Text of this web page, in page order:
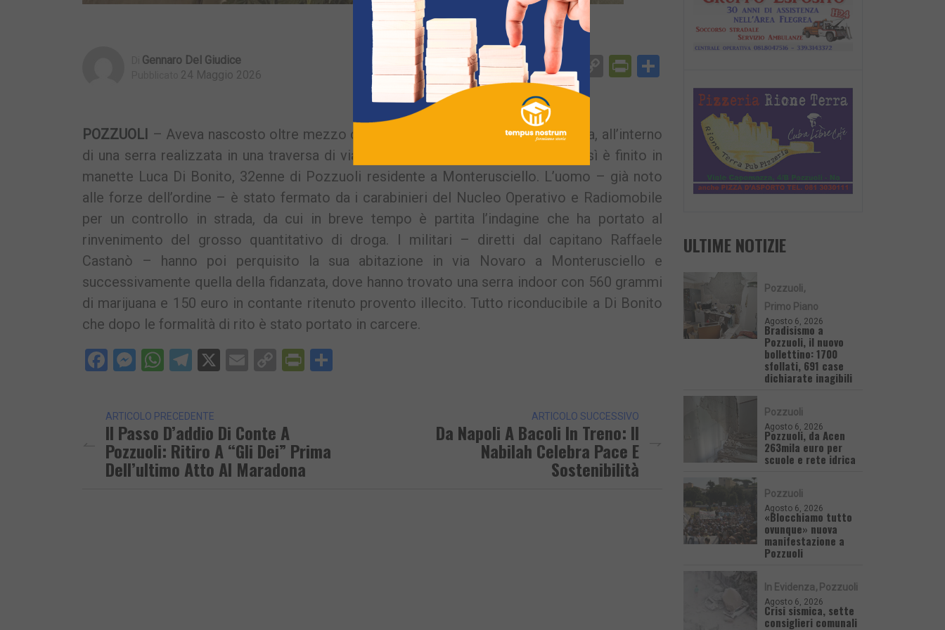
Gennaro Del Giudice
24 Maggio 2026 Facebook
Messenger
WhatsApp
Telegram
X EmailCopyPrintFriendly
POZZUOLI – Aveva nascosto oltre mezzo chilo di marijuana a casa della fidanzata, all’interno
di una serra realizzata in una traversa di via Domitiana, a Licola di Giugliano. Così è finito in
manette Luca Di Bonito, 32enne di Pozzuoli residente a Monterusciello. L’uomo – già noto
alle forze dell’ordine – è stato fermato da i carabinieri del Nucleo Operativo e Radiomobile
per un controllo in strada, da cui in breve tempo è partita l’indagine che ha portato al
rinvenimento del grosso quantitativo di droga. I militari – diretti dal capitano Raffaele
Castanò – hanno poi perquisito la sua abitazione in via Novaro a Monterusciello e
successivamente quella della fidanzata, dove hanno trovato una serra indoor con 560 grammi
di marijuana e 150 euro in contante ritenuto provento illecito. Tutto riconducibile a Di Bonito
che dopo le formalità di rito è stato portato in carcere.
Facebook
Messenger
WhatsApp
Telegram
X EmailCopyPrintFriendly
ARTICOLO PRECEDENTE
Il Passo D’addio Di Conte A
Pozzuoli: Ritiro A “Gli Dei” Prima
Dell’ultimo Atto Al Maradona
ARTICOLO SUCCESSIVO
Da Napoli A Bacoli In Treno: Il
Nabilah Celebra Pace E
Sostenibilità
ULTIME NOTIZIE
Pozzuoli
Primo Piano
Agosto 6, 2026
Bradisismo a
Pozzuoli, il nuovo
bollettino: 1700
sfollati, 691 case
dichiarate inagibili
Pozzuoli
Agosto 6, 2026
Pozzuoli, da Acen
263mila euro per
scuole e rete idrica
Pozzuoli
Agosto 6, 2026
«Blocchiamo tutto
ovunque» nuova
manifestazione a
Pozzuoli
In Evidenza Pozzuoli
Agosto 6, 2026
Crisi sismica, sette
consiglieri comunali